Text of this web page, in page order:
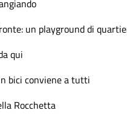
un playground di
qui
bici conviene a tutti
Rocchetta